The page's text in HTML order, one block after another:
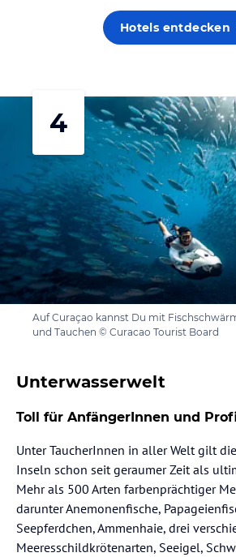
Hotels entdecken
4
Auf Curaçao kannst Du mit
und Tauchen © Curacao Tourist Board
Unterwasserwelt
Toll für AnfängerInnen und
Unter TaucherInnen in aller Welt gilt
Inseln schon seit geraumer Zeit als
Mehr als 500 Arten farbenprächtiger
darunter Anemonenfische,
Seepferdchen, Ammenhaie, drei
Meeresschildkrötenarten, Seeigel,